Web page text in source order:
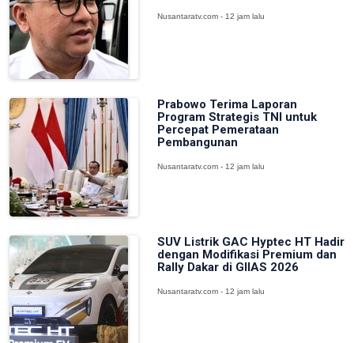
Nusantaratv.com - 12 jam lalu
Prabowo Terima Laporan
Program Strategis TNI untuk
Percepat Pemerataan
Pembangunan
Nusantaratv.com - 12 jam lalu
SUV Listrik GAC Hyptec HT Hadir
dengan Modifikasi Premium dan
Rally Dakar di GIIAS 2026
Nusantaratv.com - 12 jam lalu